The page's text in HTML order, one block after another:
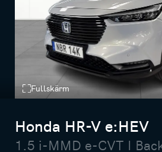
Fullskärm
Honda HR-V e:HEV
1.5 i-MMD e-CVT I